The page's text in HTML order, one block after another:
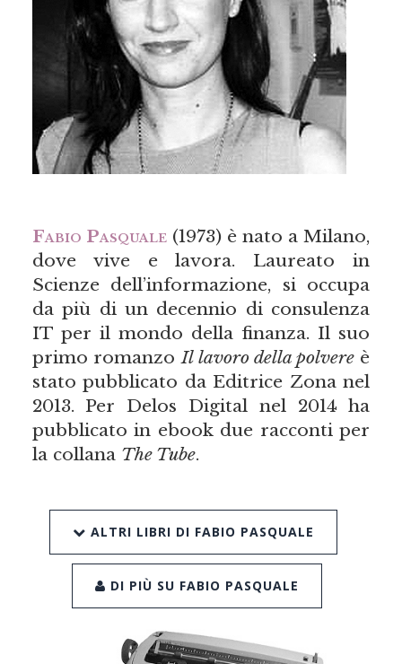
Fabio Pasquale(1973) è nato a Milano,
dove vive e lavora. Laureato in
Scienze dell’informazione, si occupa
da più di un decennio di consulenza
IT per il mondo della finanza. Il suo
primo romanzo Il lavoro della polvereè
stato pubblicato da Editrice Zona nel
2013. Per Delos Digital nel 2014 ha
pubblicato in ebook due racconti per
la collana The Tube.
ALTRI LIBRI DI FABIO PASQUALE
DI PIÙ SU FABIO PASQUALE